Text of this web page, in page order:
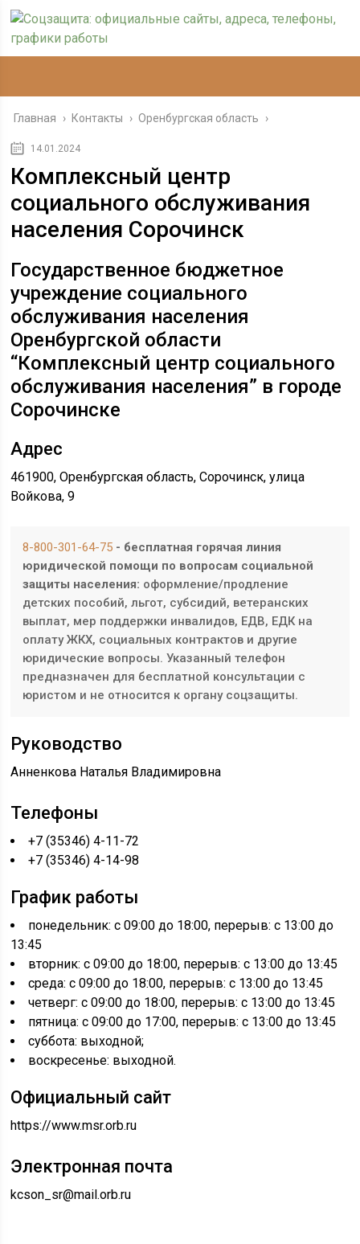
Главная › Контакты › Оренбургская область ›
14.01.2024
Комплексный центр
социального обслуживания
населения Сорочинск
Государственное бюджетное
учреждение социального
обслуживания населения
Оренбургской области
“Комплексный центр социального
обслуживания населения” в городе
Сорочинске
Адрес
461900, Оренбургская область, Сорочинск, улица
Войкова, 9
8-800-301-64-75 - бесплатная горячая линия
юридической помощи по вопросам социальной
защиты населения: оформление/продление
детских пособий, льгот, субсидий, ветеранских
выплат, мер поддержки инвалидов, ЕДВ, ЕДК на
оплату ЖКХ, социальных контрактов и другие
юридические вопросы. Указанный телефон
предназначен для бесплатной консультации с
юристом и не относится к органу соцзащиты.
Руководство
Анненкова Наталья Владимировна
Телефоны
+7 (35346) 4-11-72
+7 (35346) 4-14-98
График работы
понедельник: с 09:00 до 18:00, перерыв: с 13:00 до
13:45
вторник: с 09:00 до 18:00, перерыв: с 13:00 до 13:45
среда: с 09:00 до 18:00, перерыв: с 13:00 до 13:45
четверг: с 09:00 до 18:00, перерыв: с 13:00 до 13:45
пятница: с 09:00 до 17:00, перерыв: с 13:00 до 13:45
суббота: выходной;
воскресенье: выходной.
Официальный сайт
https://www.msr.orb.ru
Электронная почта
kcson_sr@mail.orb.ru